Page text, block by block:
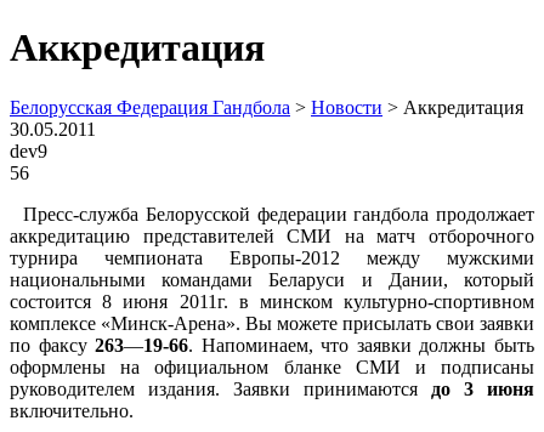
Аккредитация
Белорусская Федерация Гандбола > Новости > Аккредитация
30.05.2011
dev9
56
Пресс-служба Белорусской федерации гандбола продолжает
аккредитацию представителей СМИ на матч отборочного
турнира чемпионата Европы-2012 между мужскими
национальными командами Беларуси и Дании, который
состоится 8 июня 2011г. в минском культурно-спортивном
комплексе «Минск-Арена». Вы можете присылать свои заявки
по факсу263—19-66. Напоминаем, что заявки должны быть
оформлены на официальном бланке СМИ и подписаны
руководителем издания. Заявки принимаются до 3 июня
включительно.